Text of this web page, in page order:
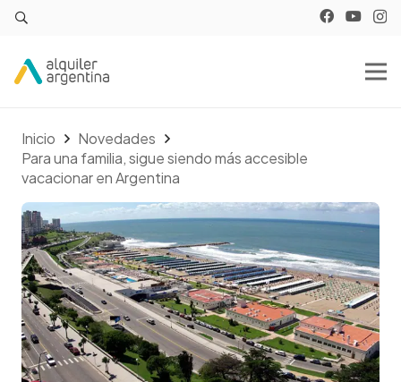
Inicio
Novedades
Para una familia, sigue siendo más accesible
vacacionar en Argentina